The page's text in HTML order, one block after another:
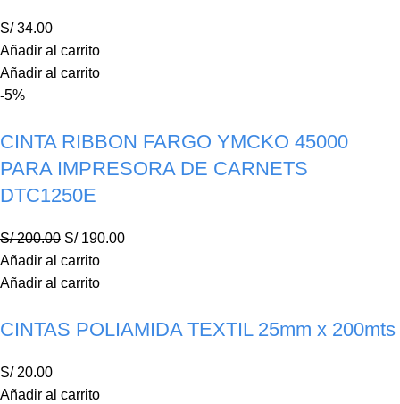
S/34.00
Añadir al carrito
Añadir al carrito
-5%
CINTA RIBBON FARGO YMCKO 45000
PARA IMPRESORA DE CARNETS
DTC1250E
S/200.00 S/190.00
Añadir al carrito
Añadir al carrito
CINTAS POLIAMIDA TEXTIL 25mm x 200mts
S/20.00
Añadir al carrito